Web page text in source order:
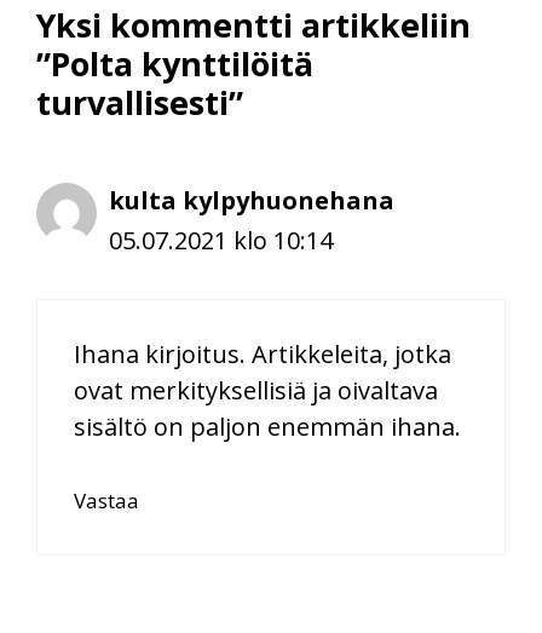
Yksi kommentti artikkeliin
”Polta kynttilöitä
turvallisesti”
kulta kylpyhuonehana
05.07.2021 klo 10:14
Ihana kirjoitus. Artikkeleita, jotka
ovat merkityksellisiä ja oivaltava
sisältö on paljon enemmän ihana.
Vastaa